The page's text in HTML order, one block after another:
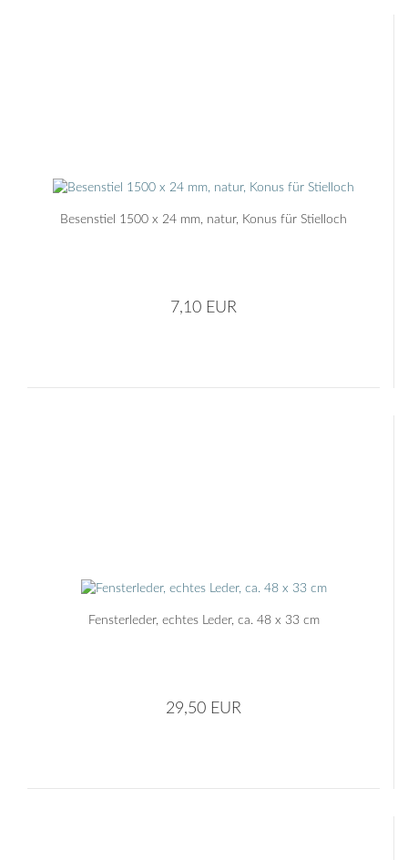
Besenstiel 1500 x 24 mm, natur, Konus für Stielloch
7,10 EUR
Fensterleder, echtes Leder, ca. 48 x 33 cm
29,50 EUR